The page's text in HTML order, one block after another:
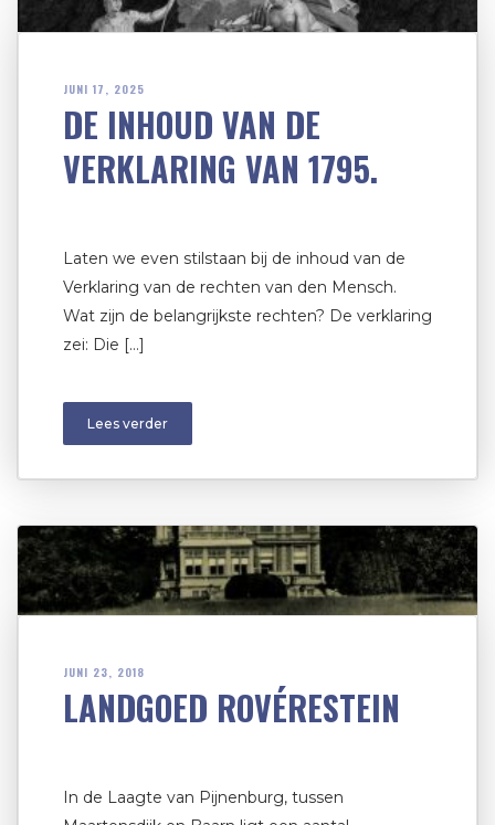
JUNI 17, 2025
DE INHOUD VAN DE
VERKLARING VAN 1795.
Laten we even stilstaan bij de inhoud van de
Verklaring van de rechten van den Mensch.
Wat zijn de belangrijkste rechten? De verklaring
zei: Die […]
Lees verder
JUNI 23, 2018
LANDGOED ROVÉRESTEIN
In de Laagte van Pijnenburg, tussen